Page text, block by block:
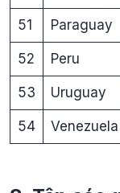
51 Paraguay
52 Peru
53 Uruguay
54 Venezuela